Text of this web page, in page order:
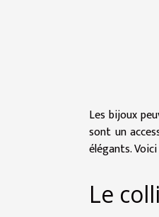
Les bijoux
sont un
élégants.
Le